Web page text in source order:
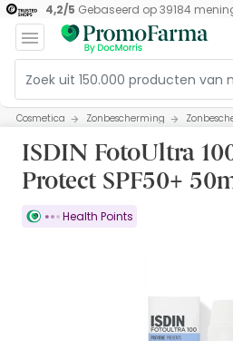
4,2/5 Gebaseerd op39184
Cosmetica Zonbescherming
ISDIN FotoUltra
Protect SPF50+
Health Points